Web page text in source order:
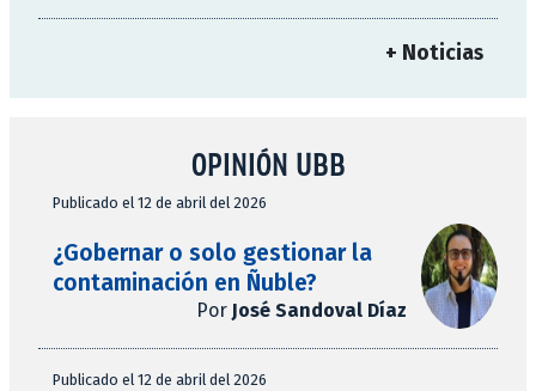
+ Noticias
OPINIÓN UBB
Publicado el 12 de abril del 2026
¿Gobernar o solo gestionar la
contaminación en Ñuble?
Por José Sandoval Díaz
Publicado el 12 de abril del 2026